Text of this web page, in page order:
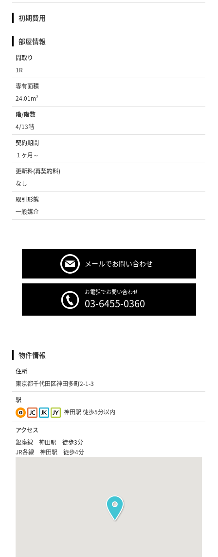
初期費用
部屋情報
間取り
1R
専有面積
24.01m²
階/階数
4/13階
契約期間
１ヶ月～
更新料(再契約料)
なし
取引形態
一般媒介
メールでお問い合わせ
お電話でお問い合わせ
03-6455-0360
物件情報
住所
東京都千代田区神田多町2-1-3
駅
神田駅 徒歩5分以内
アクセス
銀座線 神田駅 徒歩3分
JR各線 神田駅 徒歩4分